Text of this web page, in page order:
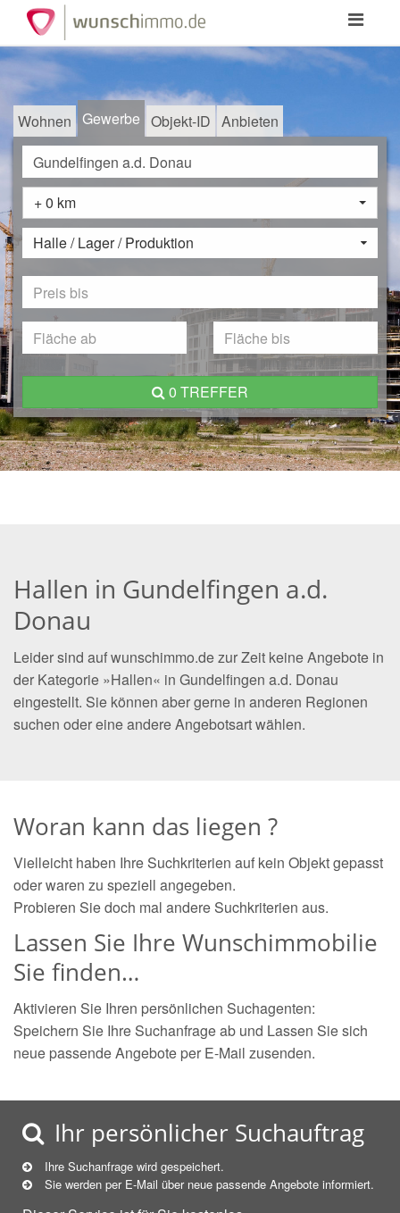
Toggle
Wohnen Gewerbe Objekt-ID Anbieten
+ 0 km
Halle / Lager / Produktion
0 TREFFER
Hallen in Gundelfingen a.d.
Donau
Leider sind auf wunschimmo.de zur Zeit keine Angebote in
der Kategorie »Hallen« in Gundelfingen a.d. Donau
eingestellt. Sie können aber gerne in anderen Regionen
suchen oder eine andere Angebotsart wählen.
Woran kann das liegen ?
Vielleicht haben Ihre Suchkriterien auf kein Objekt gepasst
oder waren zu speziell angegeben.
Probieren Sie doch mal andere Suchkriterien aus.
Lassen Sie Ihre Wunschimmobilie
Sie finden…
Aktivieren Sie Ihren persönlichen Suchagenten:
Speichern Sie Ihre Suchanfrage ab und Lassen Sie sich
neue passende Angebote per E-Mail zusenden.
Ihr persönlicher Suchauftrag
Ihre Suchanfrage wird gespeichert.
Sie werden per E-Mail über neue passende Angebote informiert.